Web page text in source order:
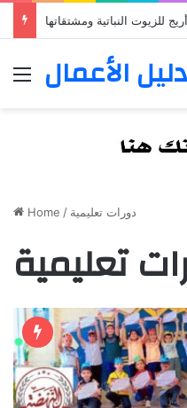
أريج للزيوت النباتية ومشتقاتها
Menu
دليل الأعمال
Home / دورات تعليمية
تعليمية